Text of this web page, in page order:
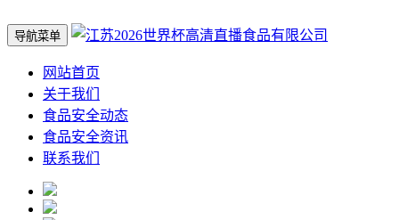
导航菜单
网站首页
关于我们
食品安全动态
食品安全资讯
联系我们